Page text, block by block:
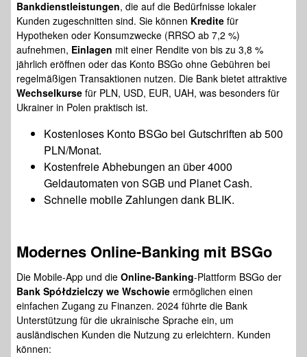
Bankdienstleistungen, die auf die Bedürfnisse lokaler
Kunden zugeschnitten sind. Sie können Kredite für
Hypotheken oder Konsumzwecke (RRSO ab 7,2 %)
aufnehmen, Einlagen mit einer Rendite von bis zu 3,8 %
jährlich eröffnen oder das Konto BSGo ohne Gebühren bei
regelmäßigen Transaktionen nutzen. Die Bank bietet attraktive
Wechselkurse für PLN, USD, EUR, UAH, was besonders für
Ukrainer in Polen praktisch ist.
Kostenloses Konto BSGo bei Gutschriften ab 500
PLN/Monat.
Kostenfreie Abhebungen an über 4000
Geldautomaten von SGB und Planet Cash.
Schnelle mobile Zahlungen dank BLIK.
Modernes Online-Banking mit BSGo
Die Mobile-App und die Online-Banking-Plattform BSGo der
Bank Spółdzielczy we Wschowie ermöglichen einen
einfachen Zugang zu Finanzen. 2024 führte die Bank
Unterstützung für die ukrainische Sprache ein, um
ausländischen Kunden die Nutzung zu erleichtern. Kunden
können: